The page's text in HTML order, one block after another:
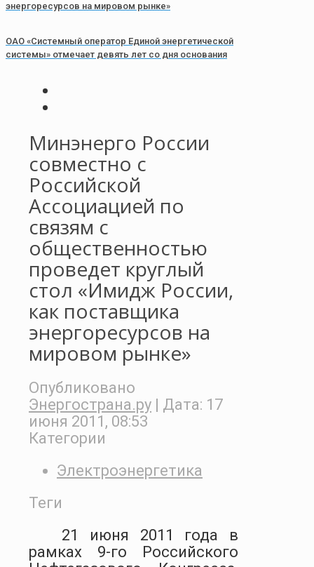
энергоресурсов на мировом рынке»
ОАО «Системный оператор Единой энергетической
системы» отмечает девять лет со дня основания
Минэнерго России
совместно с
Российской
Ассоциацией по
связям с
общественностью
проведет круглый
стол «Имидж России,
как поставщика
энергоресурсов на
мировом рынке»
Опубликовано
Энергострана.ру
| Дата: 17
июня 2011, 08:53
Категории
Электроэнергетика
Теги
21 июня 2011 года в
рамках 9-го Российского